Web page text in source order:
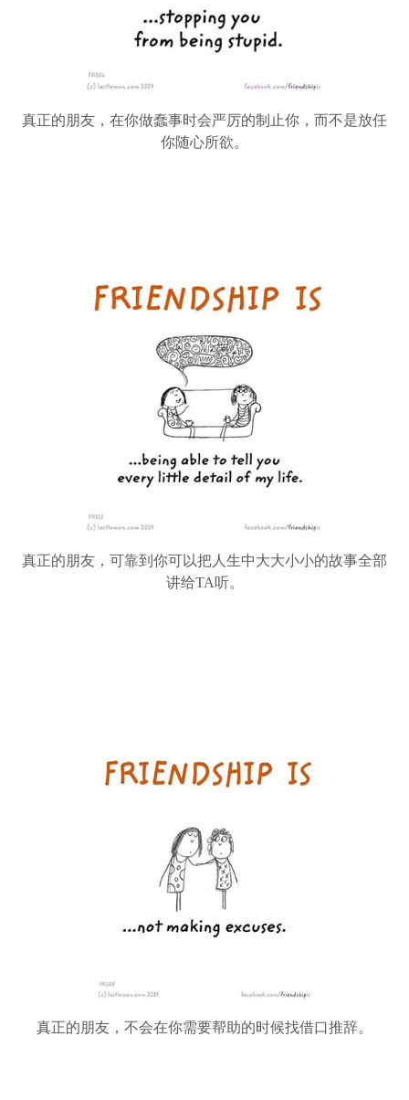
真正的朋友，在你做蠢事时会严厉的制止你，而不是放任
你随心所欲。
真正的朋友，可靠到你可以把人生中大大小小的故事全部
讲给TA听。
真正的朋友，不会在你需要帮助的时候找借口推辞。